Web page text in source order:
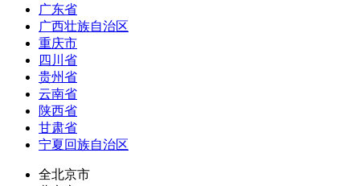
广东省
广西壮族自治区
重庆市
四川省
贵州省
云南省
陕西省
甘肃省
宁夏回族自治区
全北京市